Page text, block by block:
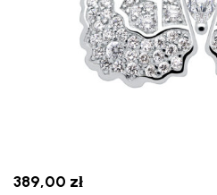
389,00 zł